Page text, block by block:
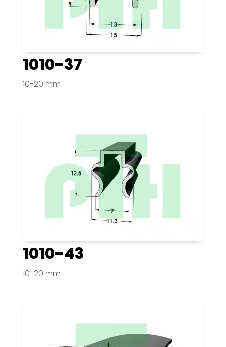
1010-37
10-20 mm
1010-43
10-20 mm